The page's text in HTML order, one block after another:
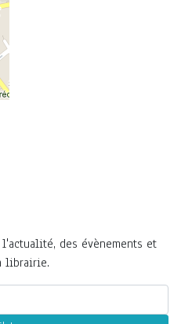
des évènements et
librairie.